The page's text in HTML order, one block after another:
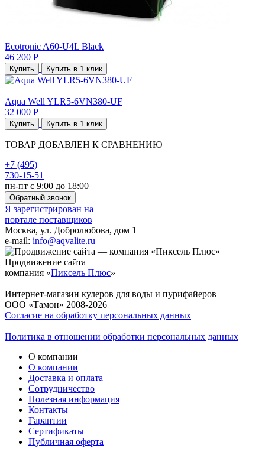
Ecotronic A60-U4L Black
46 200 Р
Купить Купить в 1 клик
Aqua Well YLR5-6VN380-UF
32 000 Р
Купить Купить в 1 клик
ТОВАР ДОБАВЛЕН К СРАВНЕНИЮ
+7 (495)
730-15-51
пн-пт с 9:00 до 18:00
Обратный звонок
Я зарегистрирован на
портале поставщиков
Москва, ул. Добролюбова, дом 1
e-mail: info@aqvalite.ru
Продвижение сайта —
компания «Пиксель Плюс»
Интернет-магазин кулеров для воды и пурифайеров
ООО «Тамон» 2008-2026
Согласие на обработку персональных данных
Политика в отношении обработки персональных данных
О компании
О компании
Доставка и оплата
Сотрудничество
Полезная информация
Контакты
Гарантии
Сертификаты
Публичная оферта